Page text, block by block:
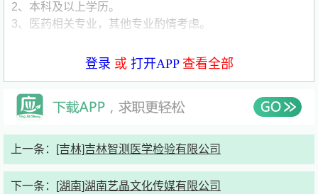
2、本科及以上学历。
3、医药相关专业，其他专业酌情考虑。
单位简介
鲁南制药集团是集中药、化学药品、生物制品的生产、科
登录 或 打开APP查看全部
上一条： [吉林]吉林智测医学检验有限公司
下一条： [湖南]湖南艺晶文化传媒有限公司